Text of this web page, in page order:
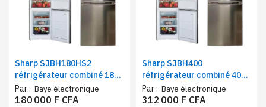
Sharp SJBH180HS2
réfrigérateur combiné 180
litres gris | Frigo et
congélateur Defrost
Par : Baye électronique
180 000 F CFA
Sharp SJBH400
réfrigérateur combiné 400
litres gris | Frigo et
congélateur No Frost
Par : Baye électronique
312 000 F CFA